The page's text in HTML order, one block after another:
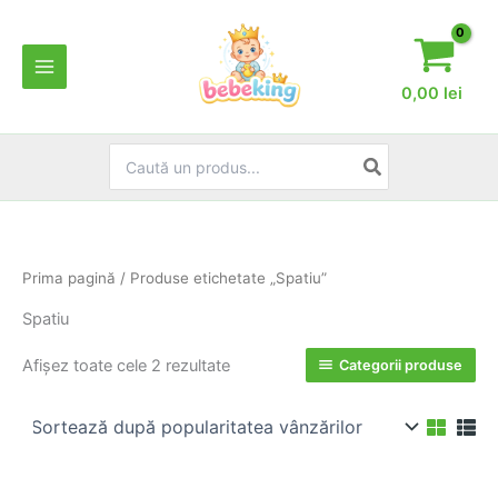
content
0,00 lei
for:
Prima pagină / Produse etichetate „Spatiu”
Spatiu
Afișez toate cele 2 rezultateSortat Categorii produse